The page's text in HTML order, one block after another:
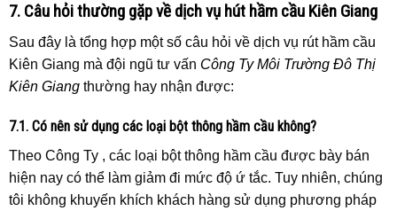
7. Câu hỏi thường gặp về dịch vụ hút hầm cầu Kiên Giang
Sau đây là tổng hợp một số câu hỏi về dịch vụ rút hầm cầu
Kiên Giang mà đội ngũ tư vấn Công Ty Môi Trường Đô Thị
Kiên Giangthường hay nhận được:
7.1. Có nên sử dụng các loại bột thông hầm cầu không?
Theo Công Ty , các loại bột thông hầm cầu được bày bán
hiện nay có thể làm giảm đi mức độ ứ tắc. Tuy nhiên, chúng
tôi không khuyến khích khách hàng sử dụng phương pháp